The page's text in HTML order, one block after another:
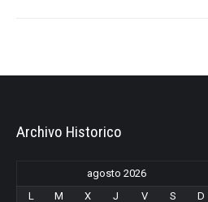
Archivo Historico
agosto 2026
L
M X J V S
D